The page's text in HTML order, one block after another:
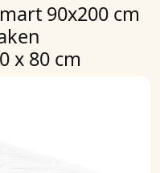
90x200 cm
x 80 cm